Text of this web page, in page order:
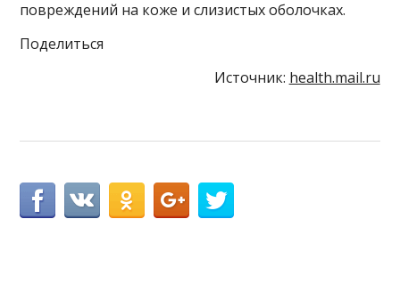
повреждений на коже и слизистых оболочках.
Поделиться
Источник: health.mail.ru